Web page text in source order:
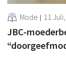
Mode 11
JBC-